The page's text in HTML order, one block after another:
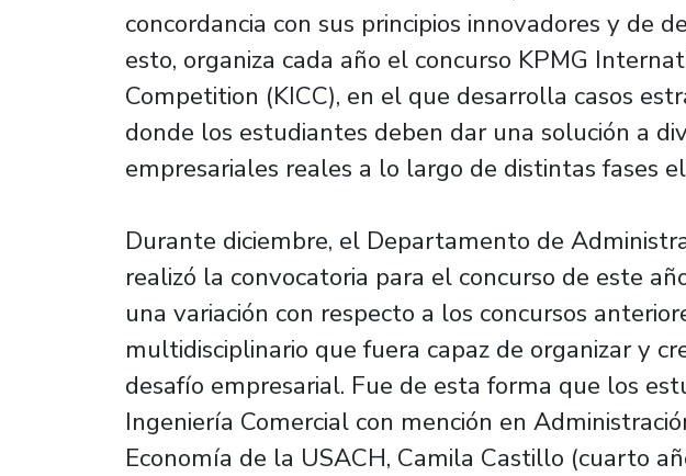
concordancia con sus principios innovadores y de
esto, organiza cada año el concurso KPMG
Competition (KICC), en el que desarrolla casos
donde los estudiantes deben dar una solución a
empresariales reales a lo largo de distintas fases
Durante diciembre, el Departamento de
realizó la convocatoria para el concurso de este
una variación con respecto a los concursos
multidisciplinario que fuera capaz de organizar y
desafío empresarial. Fue de esta forma que los
Ingeniería Comercial con mención en
Economía de la USACH, Camila Castillo (cuarto